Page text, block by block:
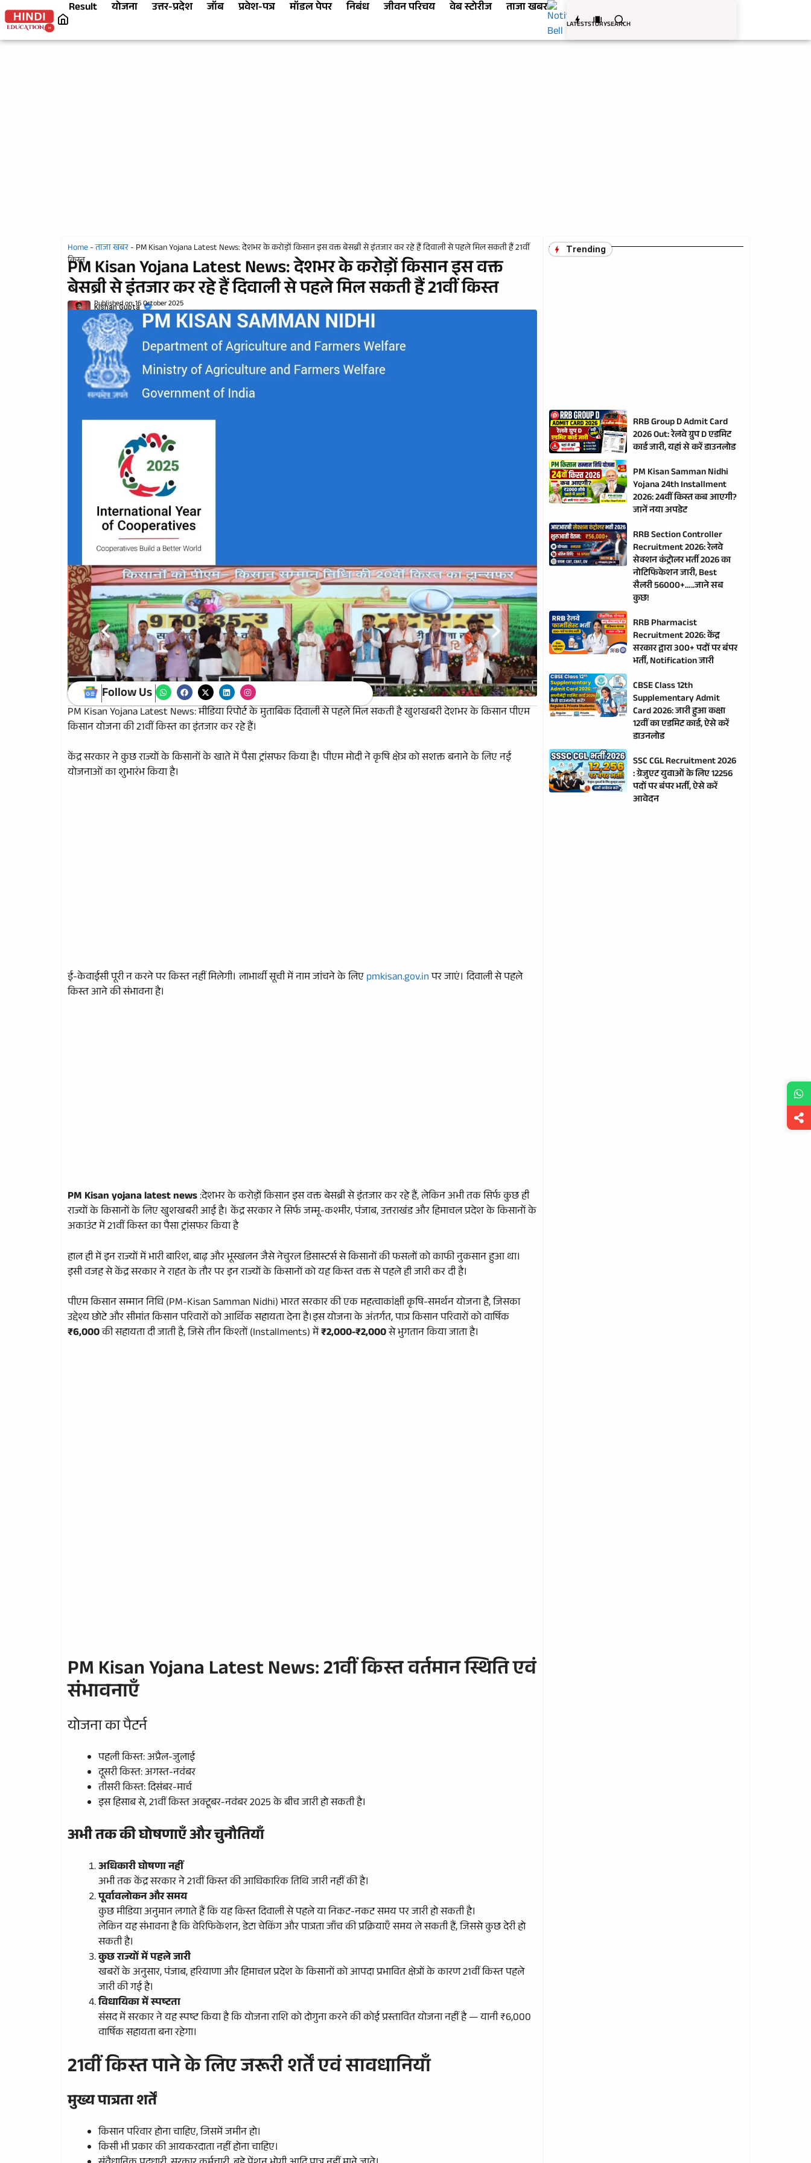
Result योजना उत्तर-प्रदेश जॉब प्रवेश-पत्र मॉडल पेपर निबंध जीवन परिचय वेब स्टोरीज ताजा खबर
LATESTSTORYSEARCH
Home-ताजा खबर- PM Kisan Yojana Latest News: देशभर के करोड़ों किसान इस वक्त बेसब्री से इंतजार कर रहे हैं दिवाली से पहले मिल सकती हैं 21वीं
किस्त
PM Kisan Yojana Latest News: देशभर के करोड़ों किसान इस वक्त
बेसब्री से इंतजार कर रहे हैं दिवाली से पहले मिल सकती हैं 21वीं किस्त
Kishan Gupta
Published on:16 October 2025
Follow Us
PM Kisan Yojana Latest News: मीडिया रिपोर्ट के मुताबिक दिवाली से पहले मिल सकती है खुशखबरी देशभर के किसान पीएम
किसान योजना की 21वीं किस्त का इंतजार कर रहे हैं।
केंद्र सरकार ने कुछ राज्यों के किसानों के खाते में पैसा ट्रांसफर किया है। पीएम मोदी ने कृषि क्षेत्र को सशक्त बनाने के लिए नई
योजनाओं का शुभारंभ किया है।
ई-केवाईसी पूरी न करने पर किस्त नहीं मिलेगी। लाभार्थी सूची में नाम जांचने के लिएpmkisan.gov.inपर जाएं। दिवाली से पहले
किस्त आने की संभावना है।
PM Kisan yojana latest news:देशभर के करोड़ों किसान इस वक्त बेसब्री से इंतजार कर रहे हैं, लेकिन अभी तक सिर्फ कुछ ही
राज्यों के किसानों के लिए खुशखबरी आई है। केंद्र सरकार ने सिर्फ जम्मू-कश्मीर, पंजाब, उत्तराखंड और हिमाचल प्रदेश के किसानों के
अकाउंट में 21वीं किस्त का पैसा ट्रांसफर किया है
हाल ही में इन राज्यों में भारी बारिश, बाढ़ और भूस्खलन जैसे नेचुरल डिसास्टर्स से किसानों की फसलों को काफी नुकसान हुआ था।
इसी वजह से केंद्र सरकार ने राहत के तौर पर इन राज्यों के किसानों को यह किस्त वक्त से पहले ही जारी कर दी है।
पीएम किसान सम्मान निधि (PM-Kisan Samman Nidhi) भारत सरकार की एक महत्वाकांक्षी कृषि-समर्थन योजना है, जिसका
उद्देश्य छोटे और सीमांत किसान परिवारों को आर्थिक सहायता देना है।इस योजना के अंतर्गत, पात्र किसान परिवारों को वार्षिक
₹6,000की सहायता दी जाती है, जिसे तीन किश्तों (Installments) में₹2,000-₹2,000से भुगतान किया जाता है।
PM Kisan Yojana Latest News: 21वीं किस्त वर्तमान स्थिति एवं
संभावनाएँ
योजना का पैटर्न
पहली किस्त: अप्रैल-जुलाई
दूसरी किस्त: अगस्त-नवंबर
तीसरी किस्त: दिसंबर-मार्च
इस हिसाब से, 21वीं किस्त अक्टूबर-नवंबर 2025 के बीच जारी हो सकती है।
अभी तक की घोषणाएँ और चुनौतियाँ
अधिकारी घोषणा नहीं
अभी तक केंद्र सरकार ने 21वीं किस्त की आधिकारिक तिथि जारी नहीं की है।
पूर्वावलोकन और समय
कुछ मीडिया अनुमान लगाते हैं कि यह किस्त दिवाली से पहले या निकट-नकट समय पर जारी हो सकती है।
लेकिन यह संभावना है कि वेरिफिकेशन, डेटा चेकिंग और पात्रता जाँच की प्रक्रियाएँ समय ले सकती हैं, जिससे कुछ देरी हो
सकती है।
कुछ राज्यों में पहले जारी
खबरों के अनुसार, पंजाब, हरियाणा और हिमाचल प्रदेश के किसानों को आपदा प्रभावित क्षेत्रों के कारण 21वीं किस्त पहले
जारी की गई है।
विधायिका में स्पष्टता
संसद में सरकार ने यह स्पष्ट किया है कि योजना राशि को दोगुना करने की कोई प्रस्तावित योजना नहीं है — यानी ₹6,000
वार्षिक सहायता बना रहेगा।
21वीं किस्त पाने के लिए जरूरी शर्तें एवं सावधानियाँ
मुख्य पात्रता शर्तें
किसान परिवार होना चाहिए, जिसमें जमीन हो।
किसी भी प्रकार की आयकरदाता नहीं होना चाहिए।
Trending
RRB Group D Admit Card
2026 Out: रेलवे ग्रुप D एडमिट
कार्ड जारी, यहां से करें डाउनलोड
PM Kisan Samman Nidhi
Yojana 24th Installment
2026: 24वीं किस्त कब आएगी?
जानें नया अपडेट
RRB Section Controller
Recruitment 2026: रेलवे
सेक्शन कंट्रोलर भर्ती 2026 का
नोटिफिकेशन जारी, Best
सैलरी 56000+…..जाने सब
कुछ!
RRB Pharmacist
Recruitment 2026: केंद्र
सरकार द्वारा 300+ पदों पर बंपर
भर्ती, Notification जारी
CBSE Class 12th
Supplementary Admit
Card 2026: जारी हुआ कक्षा
12वीं का एडमिट कार्ड, ऐसे करें
डाउनलोड
SSC CGL Recruitment 2026
: ग्रेजुएट युवाओं के लिए 12256
पदों पर बंपर भर्ती, ऐसे करें
आवेदन